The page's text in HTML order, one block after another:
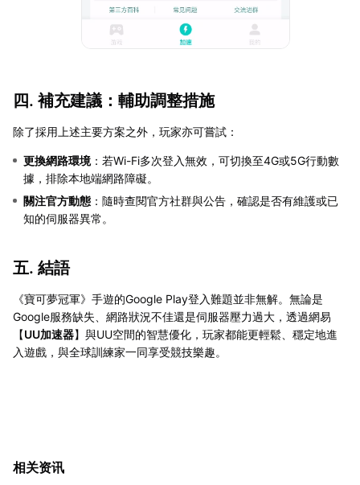
四. 補充建議：輔助調整措施
除了採用上述主要方案之外，玩家亦可嘗試：
更換網路環境：若Wi-Fi多次登入無效，可切換至4G或5G行動數
據，排除本地端網路障礙。
關注官方動態 ：隨時查閱官方社群與公告，確認是否有維護或已
知的伺服器異常。
五. 結語
《寶可夢冠軍》手遊的Google Play登入難題並非無解。無論是
Google服務缺失、網路狀況不佳還是伺服器壓力過大，透過網易
【UU加速器】與UU空間的智慧優化，玩家都能更輕鬆、穩定地進
入遊戲，與全球訓練家一同享受競技樂趣。
相关资讯